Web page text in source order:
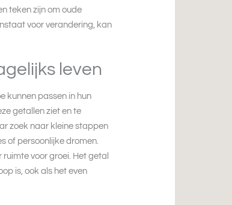
teken zijn om oude
voor verandering, kan
leven
kunnen passen in hun
getallen ziet en te
zoek naar kleine stappen
of persoonlijke dromen.
voor groei. Het getal
is, ook als het even